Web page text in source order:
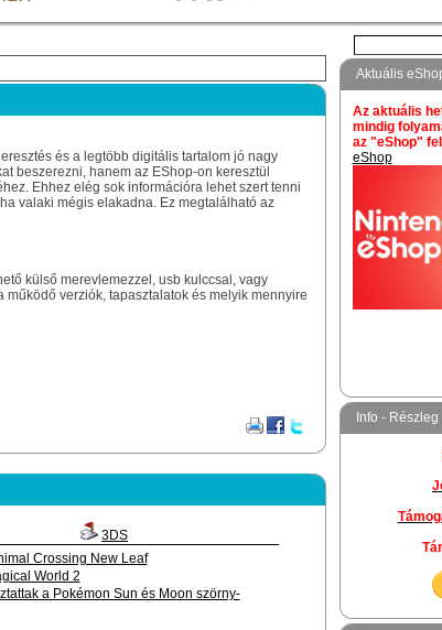
és a legtöbb digitális tartalom jó nagy
beszerezni, hanem az EShop-on keresztül
Ehhez elég sok információra lehet szert tenni
valaki mégis elakadna. Ez megtalálható az
külső merevlemezzel, usb kulccsal, vagy
verziók, tapasztalatok és melyik mennyire
3DS
Crossing New Leaf
World 2
a Pokémon Sun és Moon szörny-
Aktuális
Info - Részleg